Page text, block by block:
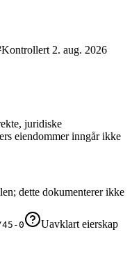
Kontrollert2. aug. 2026
juridiske
eiendommer inngår ikke
dette dokumenterer ikke
0
Uavklart eierskap